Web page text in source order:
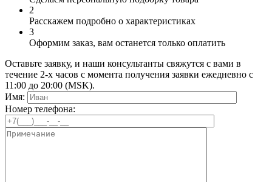
2
Расскажем подробно о характеристиках
3
Оформим заказ, вам останется только оплатить
Оставьте заявку, и наши консультанты свяжутся с вами в
течение 2-х часов с момента получения заявки ежедневно с
11:00 до 20:00 (MSK).
Имя:
Номер телефона: